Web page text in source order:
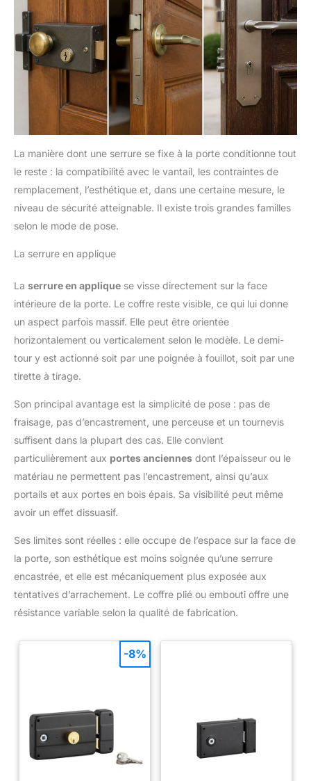
La manière dont une serrure se fixe à la porte conditionne tout
le reste : la compatibilité avec le vantail, les contraintes de
remplacement, l’esthétique et, dans une certaine mesure, le
niveau de sécurité atteignable. Il existe trois grandes familles
selon le mode de pose.
La serrure en applique
La serrure en applique se visse directement sur la face
intérieure de la porte. Le coffre reste visible, ce qui lui donne
un aspect parfois massif. Elle peut être orientée
horizontalement ou verticalement selon le modèle. Le demi-
tour y est actionné soit par une poignée à fouillot, soit par une
tirette à tirage.
Son principal avantage est la simplicité de pose : pas de
fraisage, pas d’encastrement, une perceuse et un tournevis
suffisent dans la plupart des cas. Elle convient
particulièrement aux portes anciennes dont l’épaisseur ou le
matériau ne permettent pas l’encastrement, ainsi qu’aux
portails et aux portes en bois épais. Sa visibilité peut même
avoir un effet dissuasif.
Ses limites sont réelles : elle occupe de l’espace sur la face de
la porte, son esthétique est moins soignée qu’une serrure
encastrée, et elle est mécaniquement plus exposée aux
tentatives d’arrachement. Le coffre plié ou embouti offre une
résistance variable selon la qualité de fabrication.
-8%